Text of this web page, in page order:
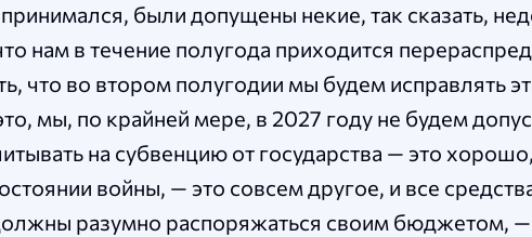
были допущены некие, так сказать,
нам в течение полугода приходится
что во втором полугодии мы будем исправлять
мы, по крайней мере, в 2027 году не будем
на субвенцию от государства — это
войны, — это совсем другое, и все
разумно распоряжаться своим бюджетом, —